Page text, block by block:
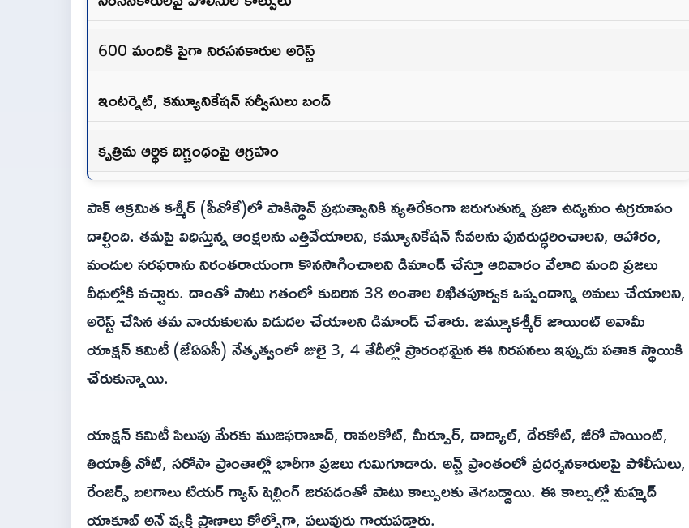
600 మందికి పైగా నిరసనకారుల అరెస్ట్
ఇంటర్నెట్, కమ్యూనికేషన్ సర్వీసులు బంద్
కృత్రిమ ఆర్థిక దిగ్బంధంపై ఆగ్రహం
పాక్ ఆక్రమిత కశ్మీర్ (పీవోకే)లో పాకిస్థాన్ ప్రభుత్వానికి వ్యతిరేకంగా జరుగుతున్న ప్రజా ఉద్యమం ఉగ్రరూపం
దాల్చింది. తమపై విధిస్తున్న ఆంక్షలను ఎత్తివేయాలని, కమ్యూనికేషన్ సేవలను పునరుద్ధరించాలని, ఆహారం,
మందుల సరఫరాను నిరంతరాయంగా కొనసాగించాలని డిమాండ్ చేస్తూ ఆదివారం వేలాది మంది ప్రజలు
వీధుల్లోకి వచ్చారు. దాంతో పాటు గతంలో కుదిరిన 38 అంశాల లిఖితపూర్వక ఒప్పందాన్ని అమలు చేయాలని,
అరెస్ట్ చేసిన తమ నాయకులను విడుదల చేయాలని డిమాండ్ చేశారు. జమ్మూకశ్మీర్ జాయింట్ అవామీ
యాక్షన్ కమిటీ (జేఏఏసీ) నేతృత్వంలోజులై 3, 4 తేదీల్లో ప్రారంభమైన ఈ నిరసనలు ఇప్పుడు పతాక స్థాయికి
చేరుకున్నాయి.
యాక్షన్ కమిటీ పిలుపు మేరకు ముజఫరాబాద్, రావలకోట్, మీర్పూర్, దాద్యాల్, దేరకోట్, జీరో పాయింట్,
తియాత్రీ నోట్, సరోసా ప్రాంతాల్లో భారీగా ప్రజలు గుమిగూడారు. అన్బ్ ప్రాంతంలో ప్రదర్శనకారులపై పోలీసులు,
రేంజర్స్ బలగాలు టియర్ గ్యాస్ షెల్లింగ్ జరపడంతో పాటు కాల్పులకు తెగబడ్డాయి. ఈ కాల్పుల్లో మహ్మద్
యాకూబ్ అనే వ్యక్తి ప్రాణాలు కోల్పోగా, పలువురు గాయపడ్డారు.